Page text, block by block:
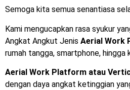
Semoga kita semua senantiasa
Kami mengucapkan rasa syukur
Angkat Angkut Jenis Aerial Work
rumah tangga, smartphone,
Aerial Work Platform atau
dengan daya angkat ketinggian